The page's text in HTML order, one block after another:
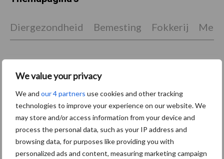
We value your privacy
We and our 4 partners use cookies and other tracking
technologies to improve your experience on our website. We
may store and/or access information from your device and
process the personal data, such as your IP address and
browsing data, for purposes like providing you with
personalized ads and content, measuring marketing campaign
Diergezondheid Bemesting Fokkerij
Toon meer